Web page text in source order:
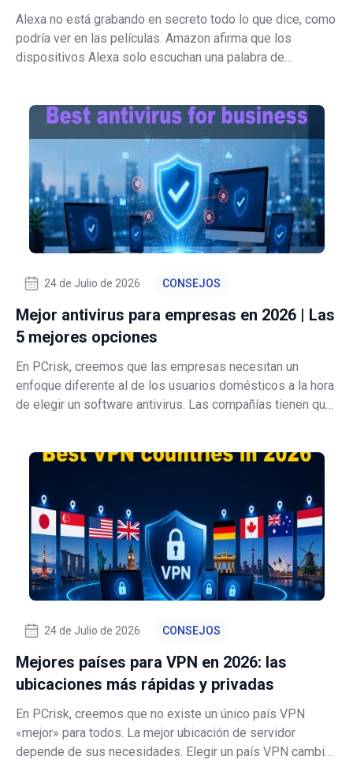
Alexa no está grabando en secreto todo lo que dice, como
podría ver en las películas. Amazon afirma que los
dispositivos Alexa solo escuchan una palabra de
una segunda comprobación para
24 de Julio de 2026 CONSEJOS
Mejor antivirus para empresas en 2026 | Las
5 mejores opciones
En PCrisk, creemos que las empresas necesitan un
enfoque diferente al de los usuarios domésticos a la hora
de elegir un software antivirus. Las compañías tienen que
dispositivos de los empleados, los da
24 de Julio de 2026 CONSEJOS
Mejores países para VPN en 2026: las
ubicaciones más rápidas y privadas
En PCrisk, creemos que no existe un único país VPN
«mejor» para todos. La mejor ubicación de servidor
depende de sus necesidades. Elegir un país VPN cambia